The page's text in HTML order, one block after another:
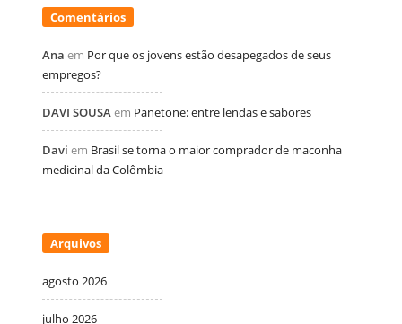
Comentários
Ana em Por que os jovens estão desapegados de seus
empregos?
DAVI SOUSA em Panetone: entre lendas e sabores
Davi em Brasil se torna o maior comprador de maconha
medicinal da Colômbia
Arquivos
agosto 2026
julho 2026